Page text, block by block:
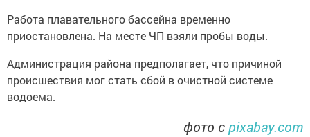
Работа плавательного бассейна временно
приостановлена. На месте ЧП взяли пробы воды.
Администрация района предполагает, что причиной
происшествия мог стать сбой в очистной системе
водоема.
фото сpixabay.com